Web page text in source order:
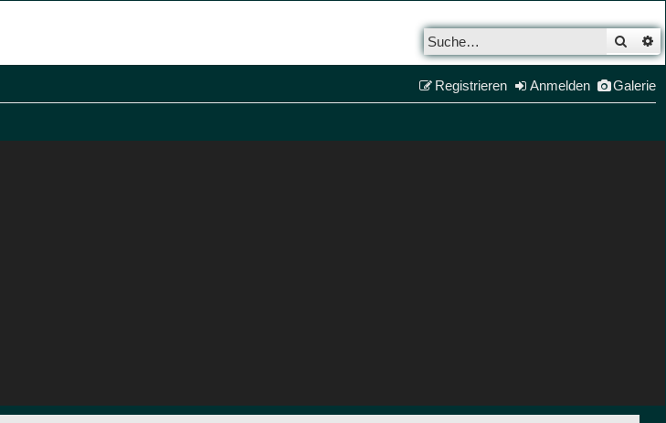
Galerie
Anmelden
Registrieren